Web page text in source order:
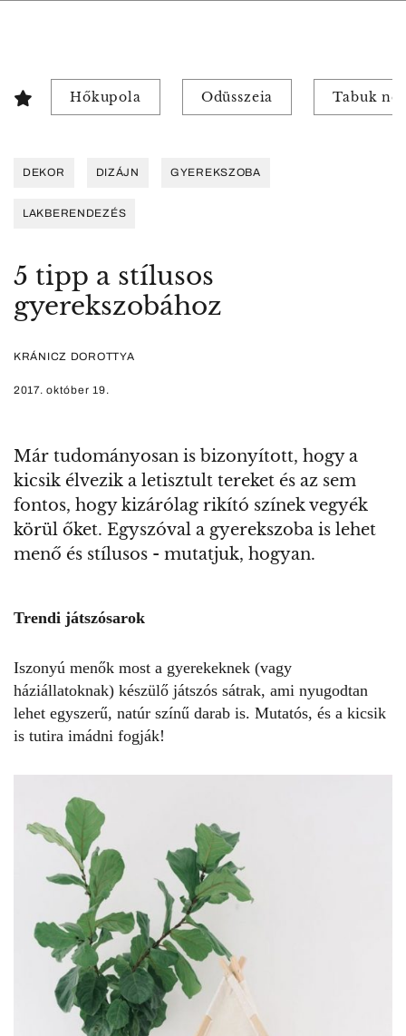
Hőkupola Odüsszeia Tabuk
DEKOR DIZÁJN GYEREKSZOBA
LAKBERENDEZÉS
5 tipp a stílusos
gyerekszobához
KRÁNICZ DOROTTYA
2017. október 19.
Már tudományosan is bizonyított, hogy a
kicsik élvezik a letisztult tereket és az sem
fontos, hogy kizárólag rikító színek vegyék
körül őket. Egyszóval a gyerekszoba is lehet
menő és stílusos - mutatjuk, hogyan.
Trendi játszósarok
Iszonyú menők most a gyerekeknek (vagy
háziállatoknak) készülő játszós sátrak, ami nyugodtan
lehet egyszerű, natúr színű darab is. Mutatós, és a kicsik
is tutira imádni fogják!